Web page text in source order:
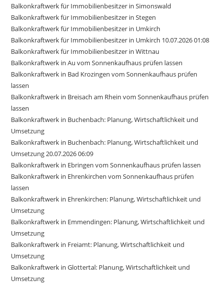
Balkonkraftwerk für Immobilienbesitzer in Simonswald
Balkonkraftwerk für Immobilienbesitzer in Stegen
Balkonkraftwerk für Immobilienbesitzer in Umkirch
Balkonkraftwerk für Immobilienbesitzer in Umkirch 10.07.2026 01:08
Balkonkraftwerk für Immobilienbesitzer in Wittnau
Balkonkraftwerk in Au vom Sonnenkaufhaus prüfen lassen
Balkonkraftwerk in Bad Krozingen vom Sonnenkaufhaus prüfen
lassen
Balkonkraftwerk in Breisach am Rhein vom Sonnenkaufhaus prüfen
lassen
Balkonkraftwerk in Buchenbach: Planung, Wirtschaftlichkeit und
Umsetzung
Balkonkraftwerk in Buchenbach: Planung, Wirtschaftlichkeit und
Umsetzung 20.07.2026 06:09
Balkonkraftwerk in Ebringen vom Sonnenkaufhaus prüfen lassen
Balkonkraftwerk in Ehrenkirchen vom Sonnenkaufhaus prüfen
lassen
Balkonkraftwerk in Ehrenkirchen: Planung, Wirtschaftlichkeit und
Umsetzung
Balkonkraftwerk in Emmendingen: Planung, Wirtschaftlichkeit und
Umsetzung
Balkonkraftwerk in Freiamt: Planung, Wirtschaftlichkeit und
Umsetzung
Balkonkraftwerk in Glottertal: Planung, Wirtschaftlichkeit und
Umsetzung